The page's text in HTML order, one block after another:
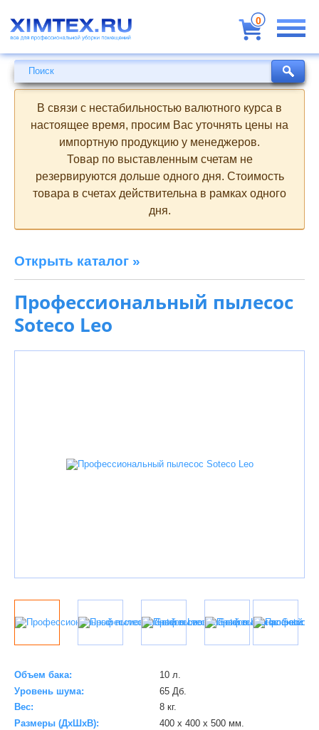
для
профессиональной
уборки
помещений
Поиск
В связи с нестабильностью валютного курса в
настоящее время, просим Вас уточнять цены на
импортную продукцию у менеджеров.
Товар по выставленным счетам не
резервируются дольше одного дня. Стоимость
товара в счетах действительна в рамках одного
дня.
Открыть каталог »
Профессиональный пылесос
Soteco Leo
Объем бака:
10 л.
Уровень шума:
65 Дб.
Вес:
8 кг.
Размеры (ДхШхВ):
400 х 400 х 500 мм.
Поиск
0